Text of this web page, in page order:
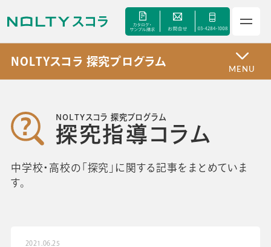
セミナー
手帳甲子園
NOLTYスコラ 探究プログラム
MENU
探究指導コラム
NOLTYスコラ 探究プログラム
中学校・高校の「探究」に関する記事をまとめていま
す。
2021.06.25